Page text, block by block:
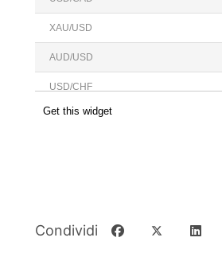
Condividi